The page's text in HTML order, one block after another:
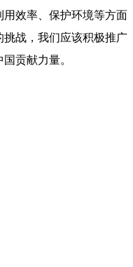
效率、保护环境等方面
战，我们应该积极推广
贡献力量。